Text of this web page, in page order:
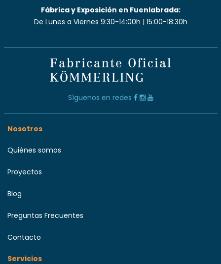
Fábrica y Exposición en Fuenlabrada:
De Lunes a Viernes 9:30-14:00h | 15:00-18:30h
Síguenos en redes
Nosotros
Quiénes somos
Proyectos
Blog
Preguntas Frecuentes
Contacto
Servicios